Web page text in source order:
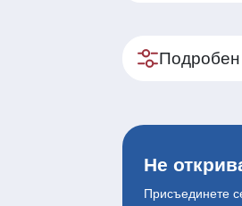
Не
Присъединете